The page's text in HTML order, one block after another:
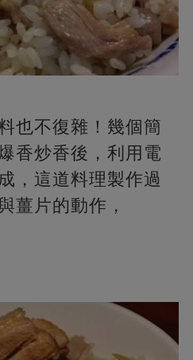
也不復雜！幾個簡
香炒香後，利用電
，這道料理製作過
薑片的動作，